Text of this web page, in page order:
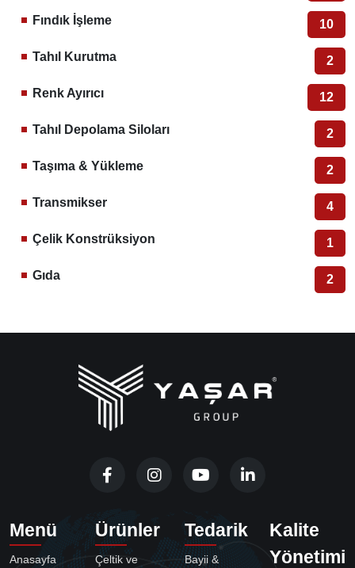
Fındık İşleme 10
Tahıl Kurutma 2
Renk Ayırıcı 12
Tahıl Depolama Siloları 2
Taşıma & Yükleme 2
Transmikser 4
Çelik Konstrüksiyon 1
Gıda 2
Menü
Anasayfa
Ürünler
Çeltik ve
Tedarik
Bayii &
Kalite
Yönetimi